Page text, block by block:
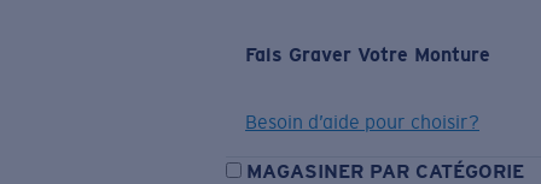
Fais Graver Votre Monture
Besoin d’aide pour choisir?
MAGASINER PAR CATÉGORIE